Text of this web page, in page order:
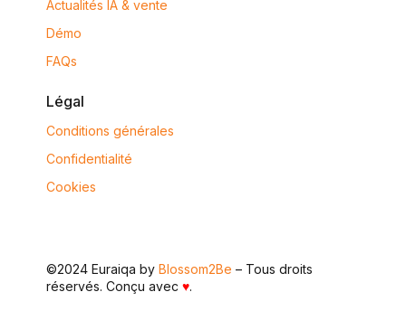
Actualités IA & vente
Démo
FAQs
Légal
Conditions générales
Confidentialité
Cookies
©2024 Euraiqa byBlossom2Be – Tous droits
réservés. Conçu avec ♥.